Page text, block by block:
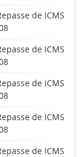
de ICMS
de ICMS
de ICMS
de ICMS
de ICMS